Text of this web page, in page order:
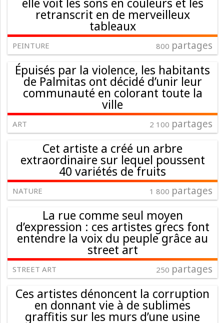
retranscrit en de merveilleux
tableaux
PEINTURE 800 partages
Épuisés par la violence, les habitants
de Palmitas ont décidé d’unir leur
communauté en colorant toute la
ville
ART 2 100 partages
Cet artiste a créé un arbre
extraordinaire sur lequel poussent
40 variétés de fruits
NATURE 1 800 partages
La rue comme seul moyen
d’expression : ces artistes grecs font
entendre la voix du peuple grâce au
street art
STREET ART 250 partages
Ces artistes dénoncent la corruption
en donnant vie à de sublimes
graffitis sur les murs d’une usine